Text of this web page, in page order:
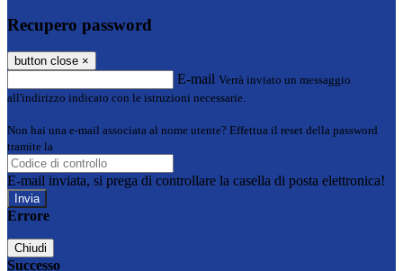
Recupero password
button close ×
E-mail Verrà inviato un messaggio
all'indirizzo indicato con le istruzioni necessarie.
Non hai una e-mail associata al nome utente? Effettua il reset della password
tramite la
E-mail inviata, si prega di controllare la casella di posta elettronica!
Errore
Chiudi
Successo